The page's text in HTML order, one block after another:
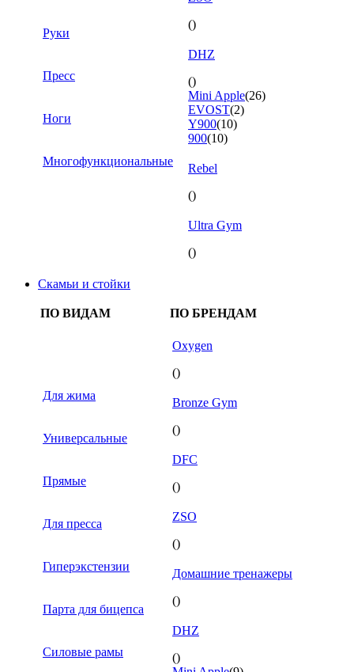
Руки
Пресс
Ноги
Многофункциональные
()
DHZ
()
Mini Apple(26)
EVOST(2)
Y900(10)
900(10)
Rebel
()
Ultra Gym
()
Скамьи и стойки
ПО ВИДАМ ПО БРЕНДАМ
Для жима
Универсальные
Прямые
Для пресса
Гиперэкстензии
Парта для бицепса
Силовые рамы
Oxygen
()
Bronze Gym
()
DFC
()
ZSO
()
Домашние тренажеры
()
DHZ
()